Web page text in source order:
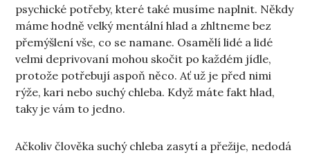
psychické potřeby, které také musíme naplnit. Někdy
máme hodně velký mentální hlad a zhltneme bez
přemýšlení vše, co se namane. Osamělí lidé a lidé
velmi deprivovaní mohou skočit po každém jídle,
protože potřebují aspoň něco. Ať už je před nimi
rýže, kari nebo suchý chleba. Když máte fakt hlad,
taky je vám to jedno.
Ačkoliv člověka suchý chleba zasytí a přežije, nedodá